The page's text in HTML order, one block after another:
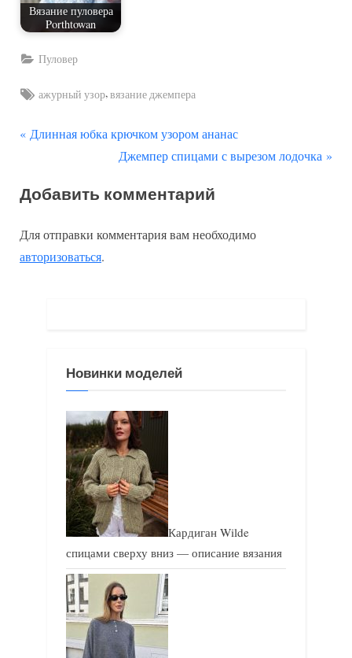
Вязание пуловера
Porthtowan
Пуловер
Tags:
ажурный узор,вязание джемпера
Навигация
записям
П
д
д
у
Длинная юбка крючком узором ананас
С
е
у
а
и
с
ь
:
Джемпер спицами с вырезом лодочка
Добавить комментарий
Для отправки комментария вам необходимо
авторизоваться.
Новинки моделей
Кардиган Wilde
спицами сверху вниз — описание вязания